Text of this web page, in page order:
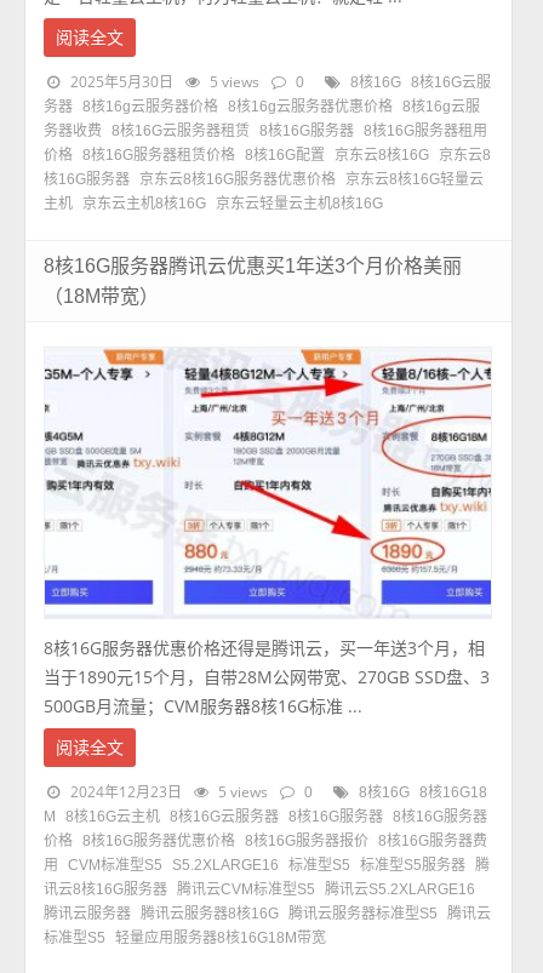
阅读全文
2025年5月30日 5 views 0 8核16G
8核16G云服
务器 8核16g云服务器价格 8核16g云服务器优惠价格 8核16g云服
务器收费
8核16G云服务器租赁 8核16G服务器 8核16G服务器租用
价格 8核16G服务器租赁价格 8核16G配置 京东云8核16G
京东云8
核16G服务器
京东云8核16G服务器优惠价格
京东云8核16G轻量云
主机
京东云主机8核16G 京东云轻量云主机8核16G
8核16G服务器腾讯云优惠买1年送3个月价格美丽
（18M带宽）
8核16G服务器优惠价格还得是腾讯云，买一年送3个月，相
当于1890元15个月，自带28M公网带宽、270GB SSD盘、3
500GB月流量；CVM服务器8核16G标准 ...
阅读全文
2024年12月23日 5 views 0 8核16G
8核16G18
M
8核16G云主机 8核16G云服务器 8核16G服务器 8核16G服务器
价格 8核16G服务器优惠价格 8核16G服务器报价 8核16G服务器费
用
CVM标准型S5 S5.2XLARGE16 标准型S5 标准型S5服务器 腾
讯云8核16G服务器 腾讯云CVM标准型S5
腾讯云S5.2XLARGE16
腾讯云服务器 腾讯云服务器8核16G 腾讯云服务器标准型S5
腾讯云
标准型S5
轻量应用服务器8核16G18M带宽